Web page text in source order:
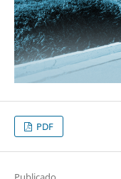
PDF